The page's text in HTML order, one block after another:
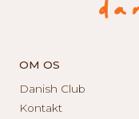
OM OS
Danish Club
Kontakt